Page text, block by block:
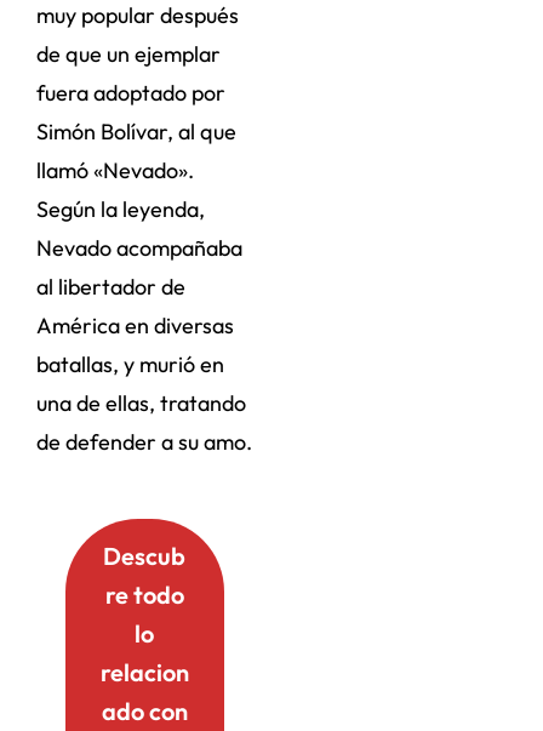
muy popular después
de que un ejemplar
fuera adoptado por
Simón Bolívar, al que
llamó «Nevado».
Según la leyenda,
Nevado acompañaba
al libertador de
América en diversas
batallas, y murió en
una de ellas, tratando
de defender a su amo.
Descub
re todo
lo
relacion
ado con